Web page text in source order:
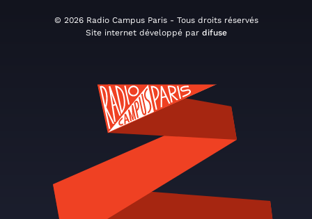
© 2026 Radio Campus Paris - Tous droits réservés
Site internet développé par difuse